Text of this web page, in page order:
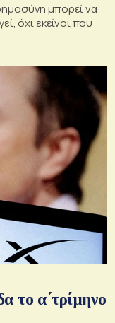
μπορεί να
όχι εκείνοι που
το α΄τρίμηνο